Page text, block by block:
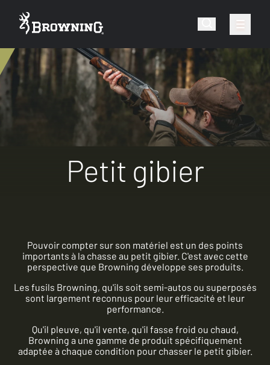
Petit gibier
Pouvoir compter sur son matériel est un des points
importants à la chasse au petit gibier. C'est avec cette
perspective que Browning développe ses produits.
Les fusils Browning, qu'ils soit semi-autos ou superposés
sont largement reconnus pour leur efficacité et leur
performance.
Qu'il pleuve, qu'il vente, qu'il fasse froid ou chaud,
Browning a une gamme de produit spécifiquement
adaptée à chaque condition pour chasser le petit gibier.